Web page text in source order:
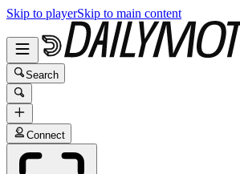
Skip to playerSkip to main content
Search
Connect